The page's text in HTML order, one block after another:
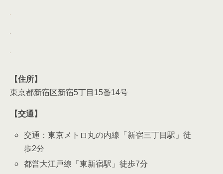
【住所】
東京都新宿区新宿5丁目15番14号
【交通】
交通：東京メトロ丸の内線「新宿三丁目駅」徒
歩2分
都営大江戸線「東新宿駅」徒歩7分